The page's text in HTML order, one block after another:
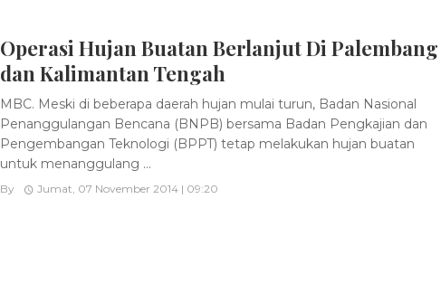
Operasi Hujan Buatan Berlanjut Di Palembang
dan Kalimantan Tengah
MBC. Meski di beberapa daerah hujan mulai turun, Badan Nasional
Penanggulangan Bencana (BNPB) bersama Badan Pengkajian dan
Pengembangan Teknologi (BPPT) tetap melakukan hujan buatan
untuk menanggulang ...
By Jumat, 07 November 2014 | 09:20